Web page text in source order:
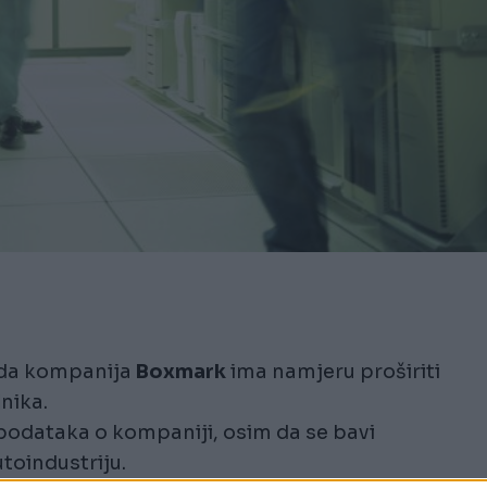
kompanija Boxmarkima namjeru proširiti
o kompaniji, osim da se bavi